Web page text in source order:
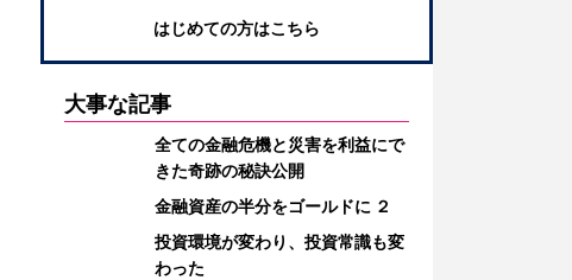
はじめての方はこちら
大事な記事
全ての金融危機と災害を利益にで
きた奇跡の秘訣公開
金融資産の半分をゴールドに ２
投資環境が変わり、投資常識も変
わった